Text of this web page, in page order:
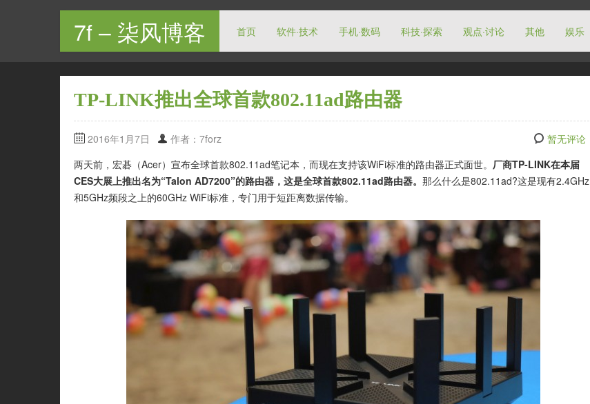
7f – 柒风博客 首页 软件·技术 手机·数码 科技·探索 观点·讨论 其他 娱乐
TP-LINK推出全球首款802.11ad路由器
2016年1月7日 作者：7forz
暂无评论
两天前，宏碁（Acer）宣布全球首款802.11ad笔记本，而现在支持该WiFi标准的路由器正式面世。 厂商TP-LINK在本届
CES大展上推出名为“Talon AD7200”的路由器，这是全球首款802.11ad路由器。 那么什么是802.11ad?这是现有2.4GHz
和5GHz频段之上的60GHz WiFi标准，专门用于短距离数据传输。